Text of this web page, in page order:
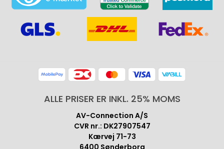
ALLE PRISER ER INKL. 25% MOMS
AV-Connection A/S
CVR nr.: DK27907547
Kærvej 71-73
6400 Sønderborg